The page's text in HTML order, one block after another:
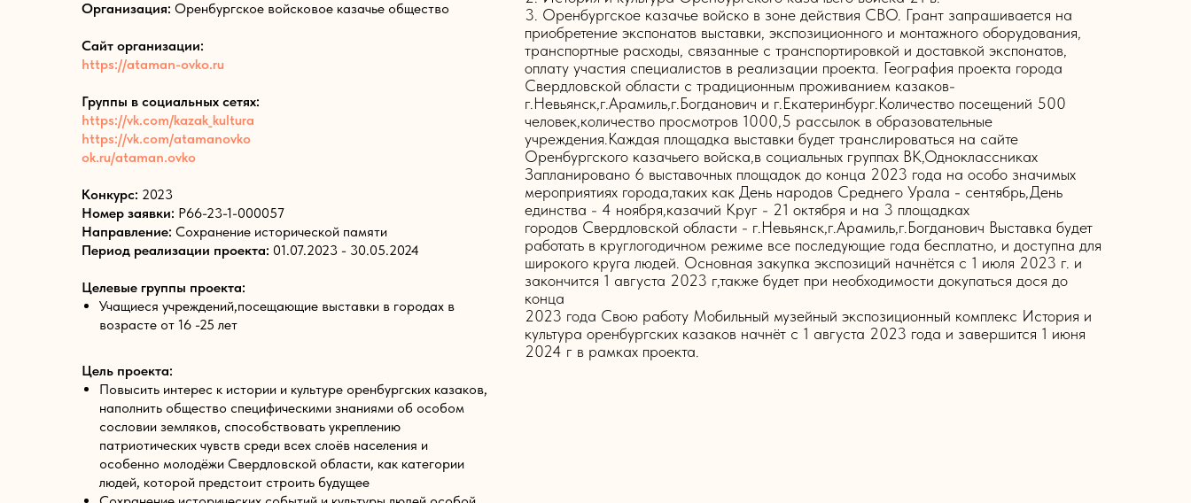
Организация: Оренбургское войсковое казачье общество
Сайт организации:
https://ataman-ovko.ru
Группы в социальных сетях:
https://vk.com/kazak_kultura
https://vk.com/atamanovko
ok.ru/ataman.ovko
Конкурс: 2023
Номер заявки: Р66-23-1-000057
Направление: Сохранение исторической памяти
Период реализации проекта: 01.07.2023 - 30.05.2024
Целевые группы проекта:
Учащиеся учреждений,посещающие выставки в городах в
возрасте от 16 -25 лет
Цель проекта:
Повысить интерес к истории и культуре оренбургских казаков,
наполнить общество специфическими знаниями об особом
сословии земляков, способствовать укреплению
патриотических чувств среди всех слоёв населения и
особенно молодёжи Свердловской области, как категории
людей, которой предстоит строить будущее
3. Оренбургское казачье войско в зоне действия СВО. Грант запрашивается на
приобретение экспонатов выставки, экспозиционного и монтажного оборудования,
транспортные расходы, связанные с транспортировкой и доставкой экспонатов,
оплату участия специалистов в реализации проекта. География проекта города
Свердловской области с традиционным проживанием казаков-
г.Невьянск,г.Арамиль,г.Богданович и г.Екатеринбург.Количество посещений 500
человек,количество просмотров 1000,5 рассылок в образовательные
учреждения.Каждая площадка выставки будет транслироваться на сайте
Оренбургского казачьего войска,в социальных группах ВК,Одноклассниках
Запланировано 6 выставочных площадок до конца 2023 года на особо значимых
мероприятиях города,таких как День народов Среднего Урала - сентябрь,День
единства - 4 ноября,казачий Круг - 21 октября и на 3 площадках
городов Свердловской области - г.Невьянск,г.Арамиль,г.Богданович Выставка будет
работать в круглогодичном режиме все последующие года бесплатно, и доступна для
широкого круга людей. Основная закупка экспозиций начнётся с 1 июля 2023 г. и
закончится 1 августа 2023 г,также будет при необходимости докупаться дося до
конца
2023 года Свою работу Мобильный музейный экспозиционный комплекс История и
культура оренбургских казаков начнёт с 1 августа 2023 года и завершится 1 июня
2024 г в рамках проекта.